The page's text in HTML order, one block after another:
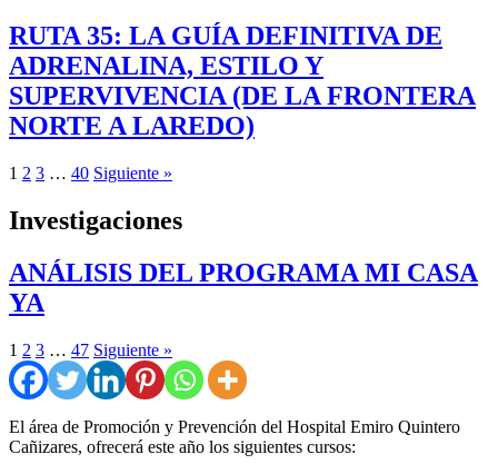
RUTA 35: LA GUÍA DEFINITIVA DE
ADRENALINA, ESTILO Y
SUPERVIVENCIA (DE LA FRONTERA
NORTE A LAREDO)
1 2 3 … 40 Siguiente »
Investigaciones
ANÁLISIS DEL PROGRAMA MI CASA
YA
1 2 3 … 47 Siguiente »
El área de Promoción y Prevención del Hospital Emiro Quintero
Cañizares, ofrecerá este año los siguientes cursos: